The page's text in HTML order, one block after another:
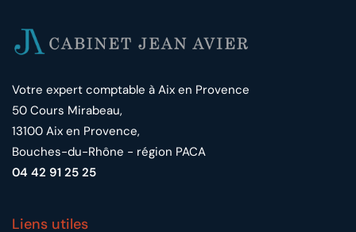
Votre expert comptable à Aix en Provence
50 Cours Mirabeau,
13100 Aix en Provence,
Bouches-du-Rhône - région PACA
04 42 91 25 25
Liens utiles